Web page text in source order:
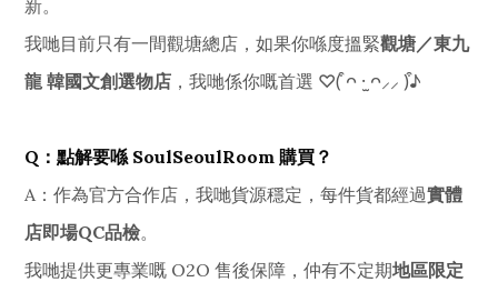
新。
我哋目前只有一間觀塘總店，如果你喺度搵緊觀塘／東九
龍 韓國文創選物店 ，我哋係你嘅首選 ♡(͒ ᴖ ·̫ ᴖ⸝⸝ )͒♪
Q：點解要喺 SoulSeoulRoom 購買？
A：作為官方合作店，我哋貨源穩定，每件貨都經過實體
店即場QC品檢。
我哋提供更專業嘅 O2O 售後保障，仲有不定期地區限定